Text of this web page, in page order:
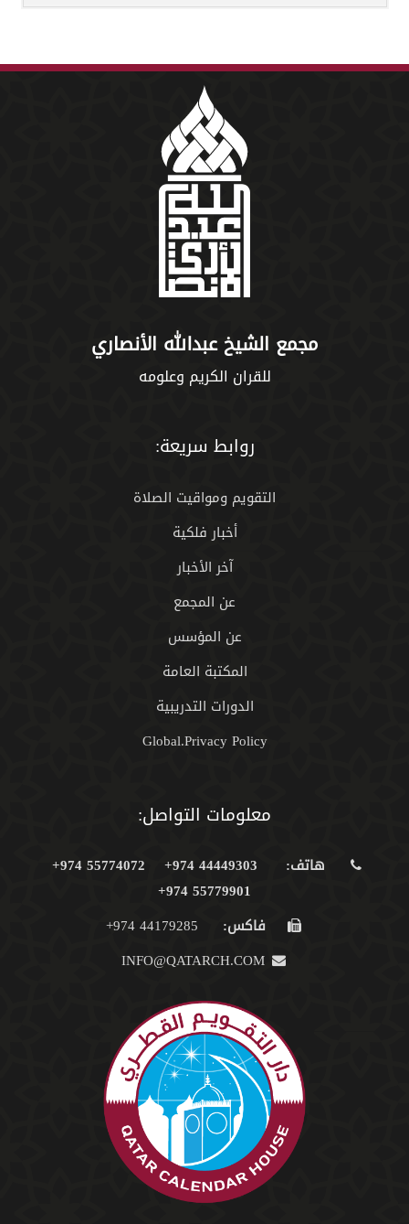
مجمع الشيخ عبدالله الأنصاري
للقران الكريم وعلومه
روابط سريعة:
التقويم ومواقيت الصلاة
أخبار فلكية
آخر الأخبار
عن المجمع
عن المؤسس
المكتبة العامة
الدورات التدريبية
Global.Privacy Policy
معلومات التواصل:
هاتف: 44449303 974+
55774072 974+
55779901 974+
فاكس: